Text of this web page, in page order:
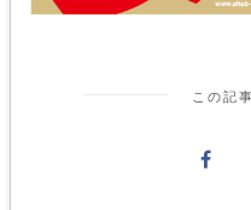
この記